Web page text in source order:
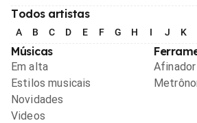
Todos artistas
A B C D E F G H I J K
Músicas
Em alta
Estilos musicais
Novidades
Videos
Afinador